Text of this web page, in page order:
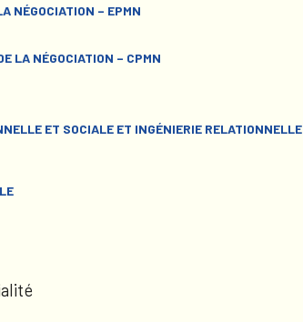
NÉGOCIATION – EPMN
LA NÉGOCIATION – CPMN
ET SOCIALE ET INGÉNIERIE RELATIONNELLE